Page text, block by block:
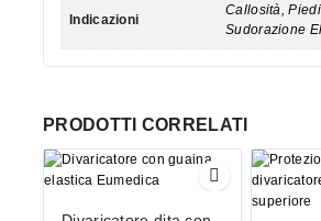
Indicazioni
Callosità, Piedi
Sudorazione
PRODOTTI CORRELATI